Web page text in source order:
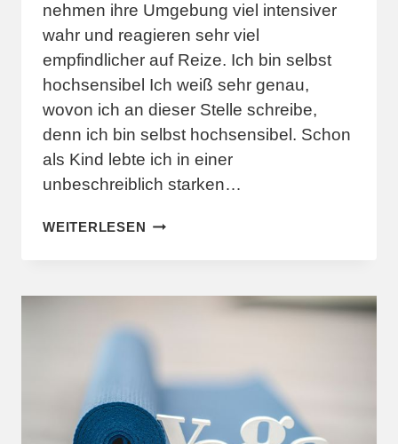
nehmen ihre Umgebung viel intensiver
wahr und reagieren sehr viel
empfindlicher auf Reize. Ich bin selbst
hochsensibel Ich weiß sehr genau,
wovon ich an dieser Stelle schreibe,
denn ich bin selbst hochsensibel. Schon
als Kind lebte ich in einer
unbeschreiblich starken…
WEITERLESEN HOCHSENSIBILITÄT
DER